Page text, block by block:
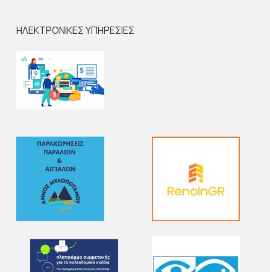
ΗΛΕΚΤΡΟΝΙΚΕΣ ΥΠΗΡΕΣΙΕΣ